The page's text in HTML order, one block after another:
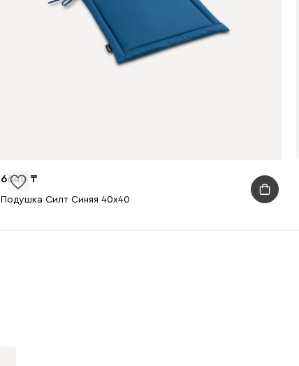
6640
Подушка Силт Синяя 40x40